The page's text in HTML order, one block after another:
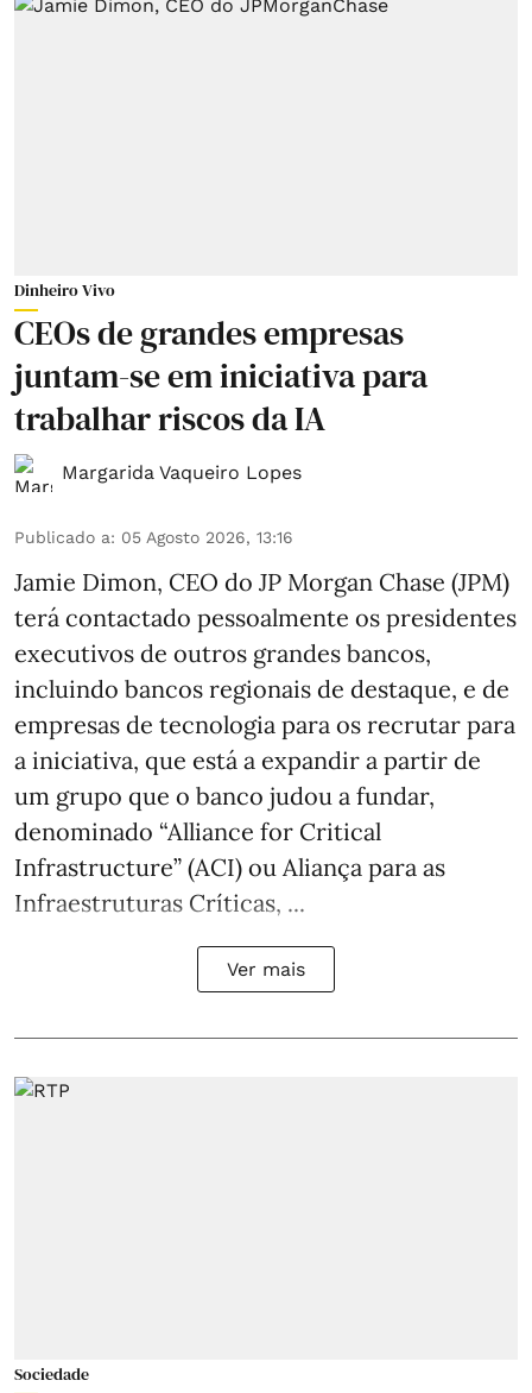
Dinheiro Vivo
CEOs de grandes empresas
juntam-se em iniciativa para
trabalhar riscos da IA
Margarida Vaqueiro Lopes
Publicado a: 05 Agosto 2026, 13:16
Jamie Dimon, CEO do JP Morgan Chase (JPM)
terá contactado pessoalmente os presidentes
executivos de outros grandes bancos,
incluindo bancos regionais de destaque, e de
empresas de tecnologia para os recrutar para
a iniciativa, que está a expandir a partir de
um grupo que o banco judou a fundar,
denominado “Alliance for Critical
Infrastructure” (ACI) ou Aliança para as
Infraestruturas Críticas, ...
Ver mais
Sociedade